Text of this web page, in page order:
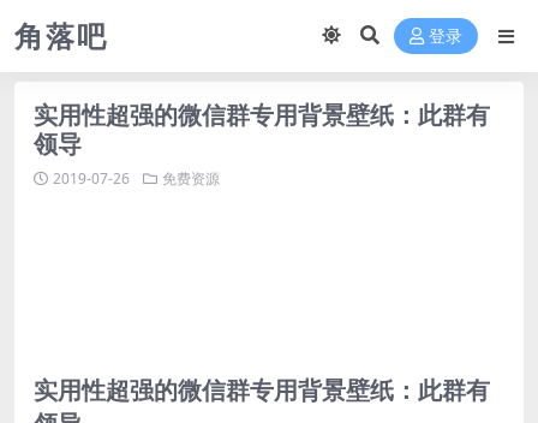
角落吧 登录
实用性超强的微信群专用背景壁纸：此群有
领导
2019-07-26 免费资源
实用性超强的微信群专用背景壁纸：此群有